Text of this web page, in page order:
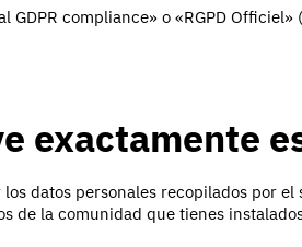
GDPR compliance» o «RGPD
exactamente
datos personales recopilados por
de la comunidad que tienes